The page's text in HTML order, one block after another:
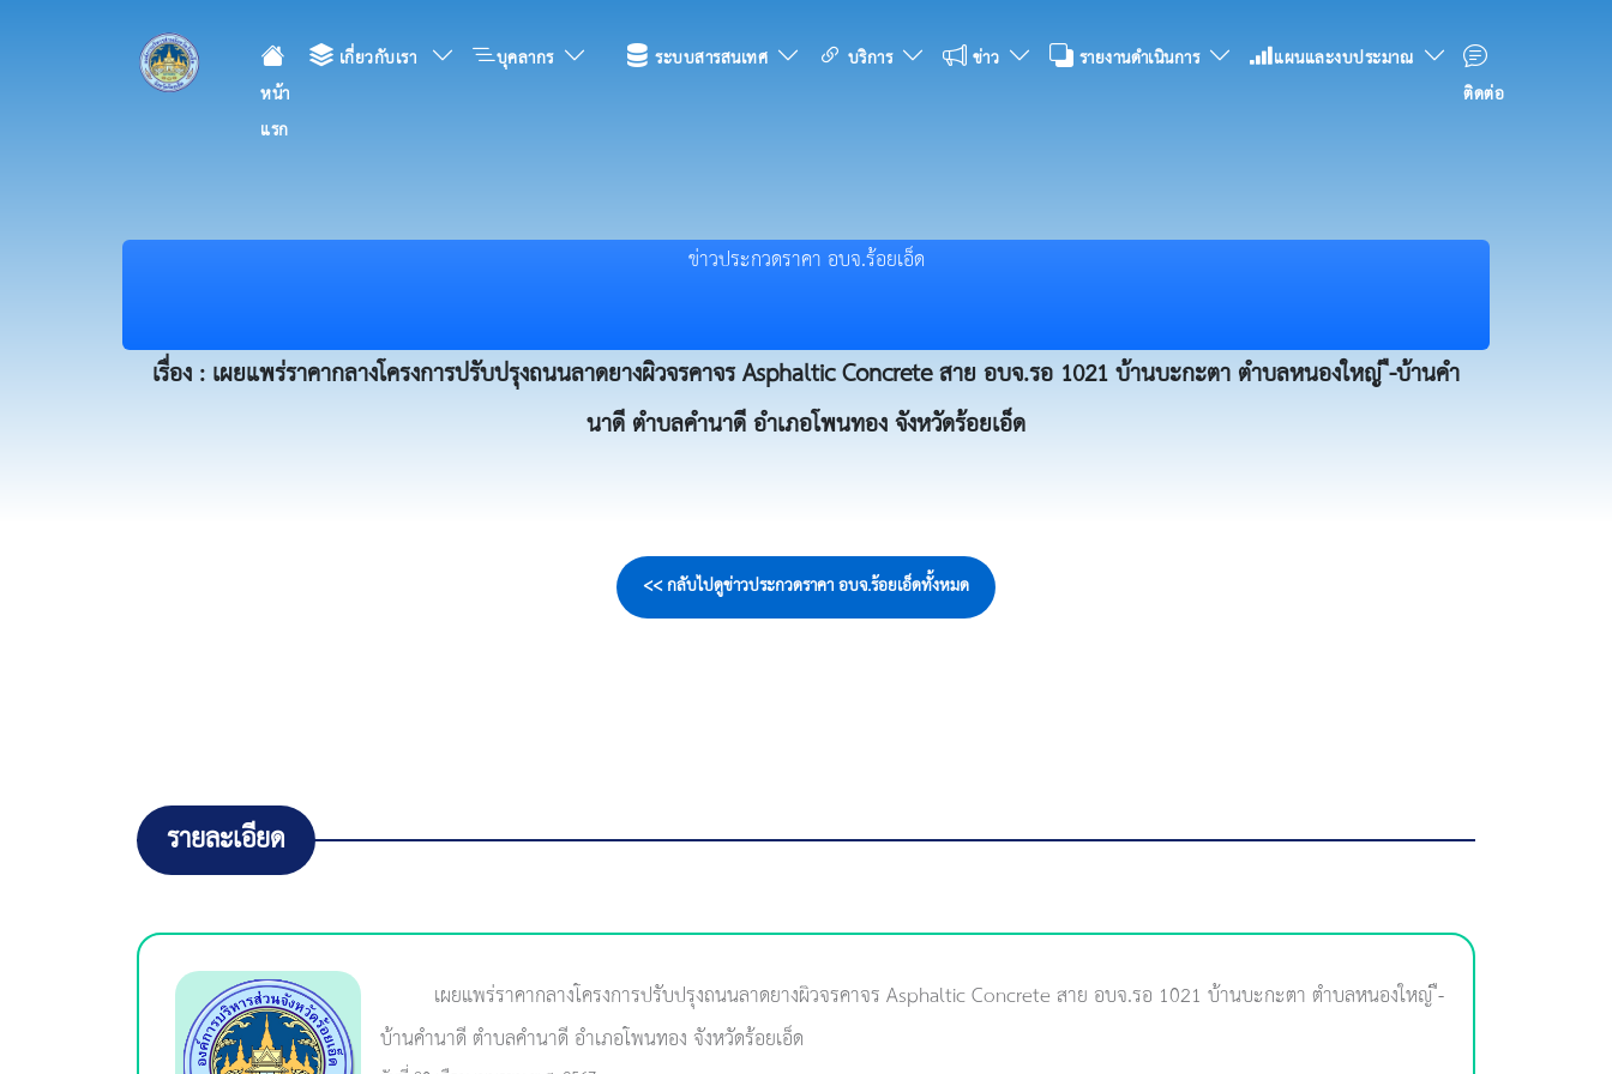
หน้า
แรก
เกี่ยวกับเรา บุคลากร ระบบสารสนเทศ บริการ ข่าว รายงานดำเนินการ
แผนและงบประมาณ
ติดต่อ
ข่าวประกวดราคา อบจ.ร้อยเอ็ด
เรื่อง : เผยแพร่ราคากลางโครงการปรับปรุงถนนลาดยางผิวจรคาจร Asphaltic Concrete สาย อบจ.รอ 1021 บ้านบะกะตา ตำบลหนองใหญ่ ื-บ้านคำ
นาดี ตำบลคำนาดี อำเภอโพนทอง จังหวัดร้อยเอ็ด
<< กลับไปดูข่าวประกวดราคา อบจ.ร้อยเอ็ดทั้งหมด
รายละเอียด
เผยแพร่ราคากลางโครงการปรับปรุงถนนลาดยางผิวจรคาจร Asphaltic Concrete สาย อบจ.รอ 1021 บ้านบะกะตา ตำบลหนองใหญ่ ื-
บ้านคำนาดี ตำบลคำนาดี อำเภอโพนทอง จังหวัดร้อยเอ็ด